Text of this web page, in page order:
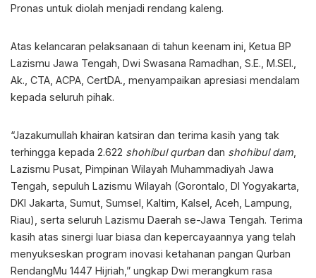
Pronas untuk diolah menjadi rendang kaleng.
Atas kelancaran pelaksanaan di tahun keenam ini, Ketua BP
Lazismu Jawa Tengah, Dwi Swasana Ramadhan, S.E., M.SEI.,
Ak., CTA, ACPA, CertDA., menyampaikan apresiasi mendalam
kepada seluruh pihak.
“Jazakumullah khairan katsiran dan terima kasih yang tak
terhingga kepada 2.622 shohibul qurban dan shohibul dam
Lazismu Pusat, Pimpinan Wilayah Muhammadiyah Jawa
Tengah, sepuluh Lazismu Wilayah (Gorontalo, DI Yogyakarta,
DKI Jakarta, Sumut, Sumsel, Kaltim, Kalsel, Aceh, Lampung,
Riau), serta seluruh Lazismu Daerah se-Jawa Tengah. Terima
kasih atas sinergi luar biasa dan kepercayaannya yang telah
menyukseskan program inovasi ketahanan pangan Qurban
RendangMu 1447 Hijriah,” ungkap Dwi merangkum rasa